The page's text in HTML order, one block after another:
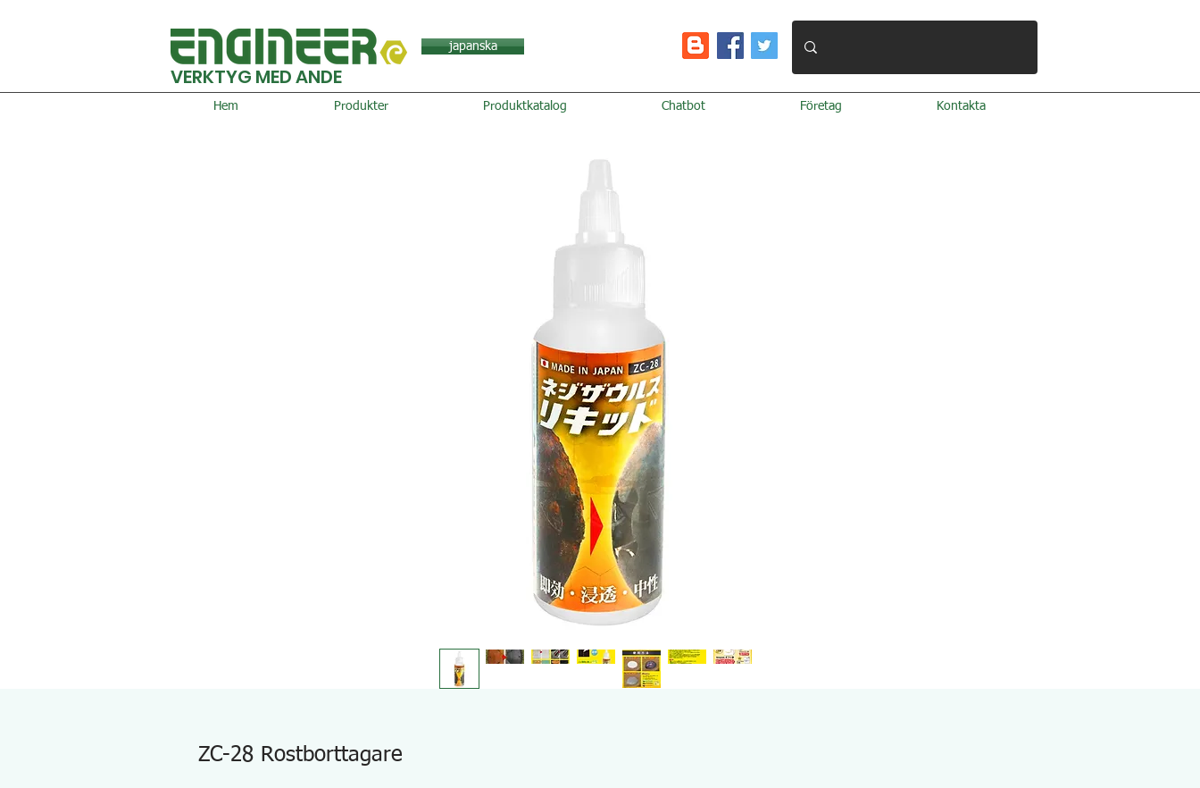
japanska
VERKTYG MED ANDE
Hem Produkter Produktkatalog Chatbot Företag Kontakta
ZC-28 Rostborttagare